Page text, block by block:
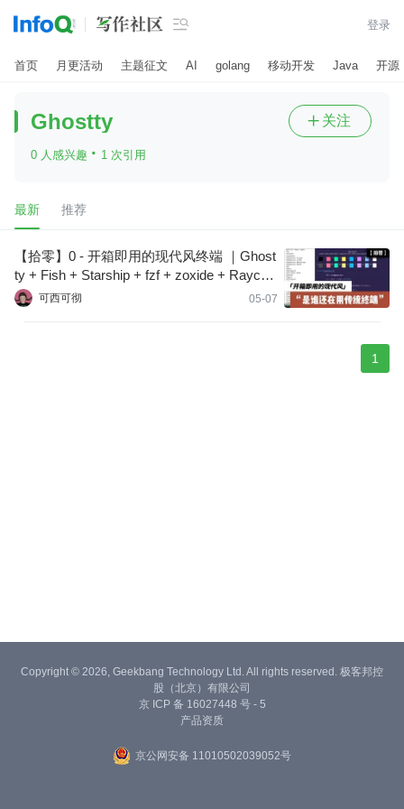
 登录
首页 月更活动 主题征文 AI golang 移动开发 Java 开源
Ghostty
0 人感兴趣 · 1 次引用
 关注
最新 推荐
【拾零】0 - 开箱即用的现代风终端 ｜Ghost
ty + Fish + Starship + fzf + zoxide + Raycas
t
可西可彻 05-07
1
Copyright © 2026, Geekbang Technology Ltd. All rights reserved. 极客邦控
股（北京）有限公司
京 ICP 备 16027448 号 - 5
产品资质
京公网安备 11010502039052号